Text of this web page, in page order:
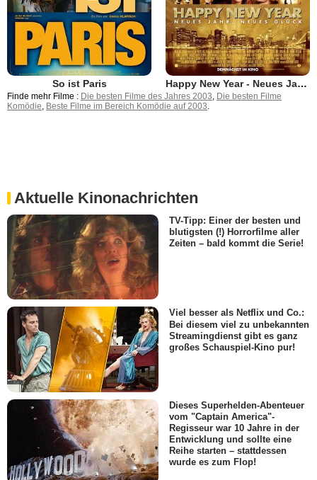
So ist Paris Happy New Year - Neues Jahr, neues Glück
Finde mehr Filme : Die besten Filme des Jahres 2003, Die besten Filme
Komödie, Beste Filme im Bereich Komödie auf 2003.
Aktuelle Kinonachrichten
TV-Tipp: Einer der besten und
blutigsten (!) Horrorfilme aller
Zeiten – bald kommt die Serie!
Viel besser als Netflix und Co.:
Bei diesem viel zu unbekannten
Streamingdienst gibt es ganz
großes Schauspiel-Kino pur!
Dieses Superhelden-Abenteuer
vom "Captain America"-
Regisseur war 10 Jahre in der
Entwicklung und sollte eine
Reihe starten – stattdessen
wurde es zum Flop!